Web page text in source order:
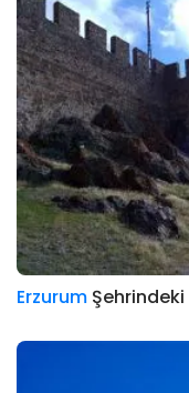
Erzurum Şehrindeki